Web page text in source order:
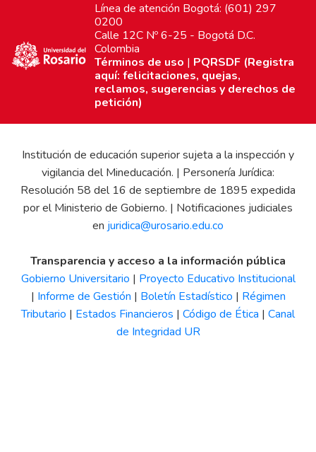
Línea de atención Bogotá: (601) 297
0200
Calle 12C Nº 6-25 - Bogotá D.C.
Colombia
Términos de uso | PQRSDF (Registra
aquí: felicitaciones, quejas,
reclamos, sugerencias y derechos de
petición)
Institución de educación superior sujeta a la inspección y
vigilancia del Mineducación. | Personería Jurídica:
Resolución 58 del 16 de septiembre de 1895 expedida
por el Ministerio de Gobierno. | Notificaciones judiciales
en juridica@urosario.edu.co
Transparencia y acceso a la información pública
Gobierno Universitario | Proyecto Educativo Institucional
| Informe de Gestión | Boletín Estadístico | Régimen
Tributario | Estados Financieros | Código de Ética | Canal
de Integridad UR